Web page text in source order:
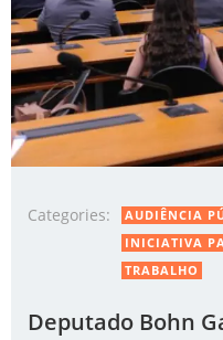
Categories: AUDIÊNCIA
INICIATIVA
TRABALHO
Deputado Bohn